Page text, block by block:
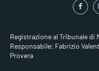
Registrazione al Tribunale di
Responsabile: Fabrizio
Provera